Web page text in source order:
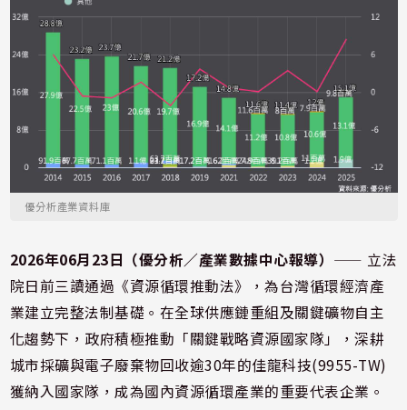
優分析產業資料庫
2026年06月23日（優分析／產業數據中心報導） ⸺ 立法
院日前三讀通過《資源循環推動法》，為台灣循環經濟產
業建立完整法制基礎。在全球供應鏈重組及關鍵礦物自主
化趨勢下，政府積極推動「關鍵戰略資源國家隊」，深耕
城市採礦與電子廢棄物回收逾30年的佳龍科技(9955-TW)
獲納入國家隊，成為國內資源循環產業的重要代表企業。